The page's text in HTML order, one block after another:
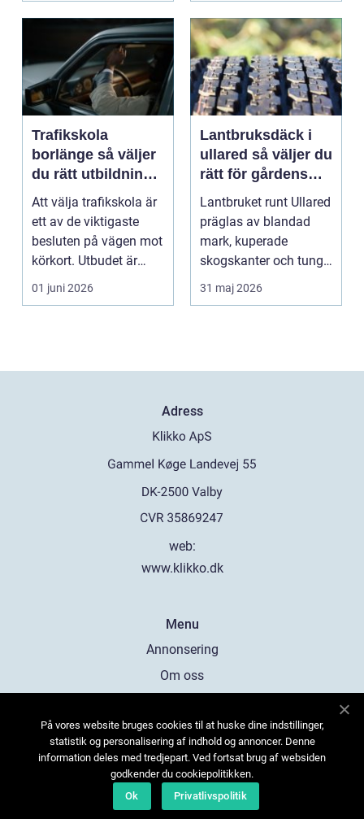
Trafikskola
borlänge så väljer
du rätt utbildning
mot körkort
Att välja trafikskola är
ett av de viktigaste
besluten på vägen mot
körkort. Utbudet är
stort, prise...
01 juni 2026
Lantbruksdäck i
ullared så väljer du
rätt för gårdens
behov
Lantbruket runt Ullared
präglas av blandad
mark, kuperade
skogskanter och tunga
arbetsmoment.
Däckva...
31 maj 2026
Adress
web:
www.klikko.dk
Menu
Annonsering
Om oss
Kontakta oss
Sitemap
På vores website bruges cookies til at huske dine indstillinger,
statistik og personalisering af indhold og annoncer. Denne
information deles med tredjepart. Ved fortsat brug af websiden
godkender du cookiepolitikken.
Ok
Privatlivspolitik